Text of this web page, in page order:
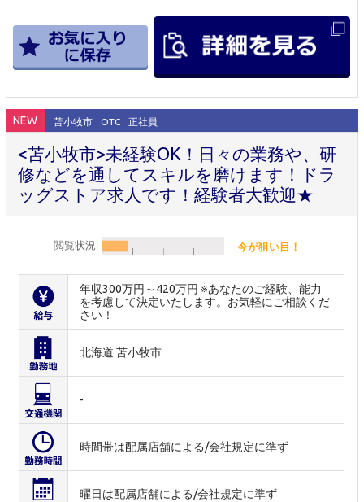
NEW 苫小牧市 OTC 正社員
<苫小牧市>未経験OK！日々の業務や、研
修などを通してスキルを磨けます！ドラ
ッグストア求人です！経験者大歓迎★
閲覧状況 今が狙い目！
年収300万円～420万円 ※あなたのご経験、能力
を考慮して決定いたします。お気軽にご相談くだ
さい！
北海道 苫小牧市
-
時間帯は配属店舗による/会社規定に準ず
曜日は配属店舗による/会社規定に準ず